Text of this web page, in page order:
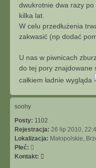
dwukrotnie dwa razy
kilka lat.
W celu przedłużenia
zakwasić (np dodać
U nas w piwnicach
do tej pory znajdowane
całkiem ładnie wygląda
soohy
Posty: 1102
Rejestracja: 26 lip 2010,
Lokalizacja: Małopolskie,
Płeć:
Kontakt: